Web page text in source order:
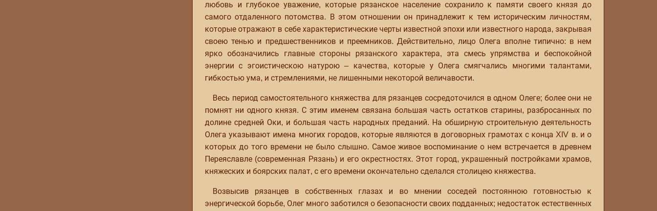
любовь и глубокое уважение, которые рязанское население сохранило к памяти своего князя до
самого отдаленного потомства. В этом отношении он принадлежит к тем историческим личностям,
которые отражают в себе характеристические черты известной эпохи или известного народа, закрывая
своею тенью и предшественников и преемников. Действительно, лицо Олега вполне типично: в нем
ярко обозначились главные стороны рязанского характера, эта смесь упрямства и беспокойной
энергии с эгоистическою натурою – качества, которые у Олега смягчались многими талантами,
гибкостью ума, и стремлениями, не лишенными некоторой величавости.
Весь период самостоятельного княжества для рязанцев сосредоточился в одном Олеге; более они не
помнят ни одного князя. С этим именем связана большая часть остатков старины, разбросанных по
долине средней Оки, и большая часть народных преданий. На обширную строительную деятельность
Олега указывают имена многих городов, которые являются в договорных грамотах с конца XIV в. и о
которых до того времени не было слышно. Самое живое воспоминание о нем встречается в древнем
Переяславле (современная Рязань) и его окрестностях. Этот город, украшенный постройками храмов,
княжеских и боярских палат, с его времени окончательно сделался столицею княжества.
Возвысив рязанцев в собственных глазах и во мнении соседей постоянною готовностью к
энергической борьбе, Олег много заботился о безопасности своих подданных; недостаток естественных